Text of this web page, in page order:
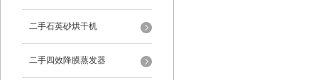
二手石英砂烘干机
二手四效降膜蒸发器